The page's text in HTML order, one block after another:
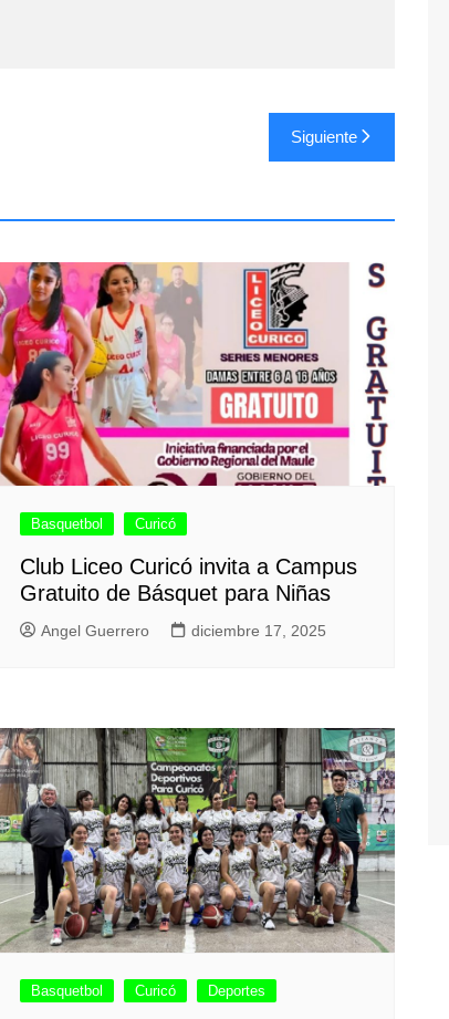
Siguiente
Basquetbol Curicó
Club Liceo Curicó invita a Campus
Gratuito de Básquet para Niñas
Angel Guerrero diciembre 17, 2025
Basquetbol Curicó Deportes